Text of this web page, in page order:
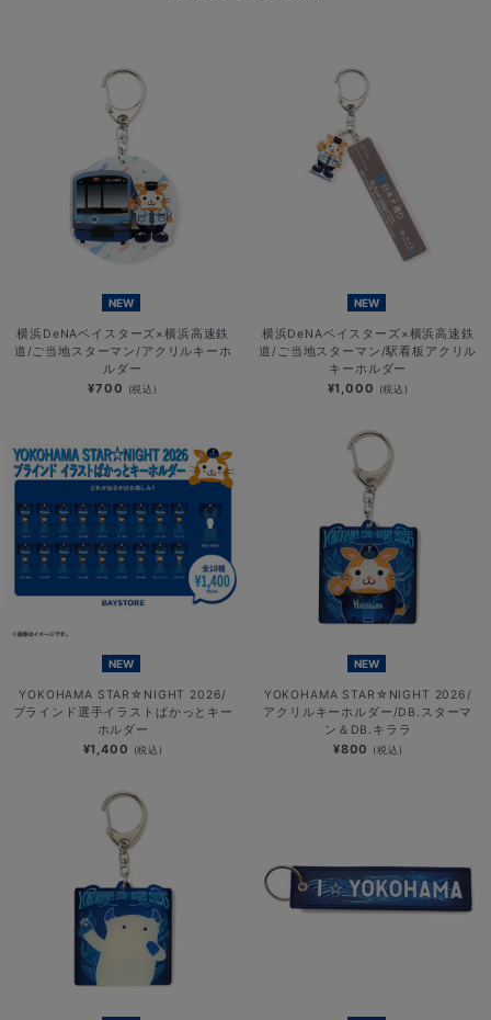
NEW
横浜DeNAベイスターズ×横浜高速鉄
道/ご当地スターマン/アクリルキーホ
ルダー
¥700 (税込)
NEW
横浜DeNAベイスターズ×横浜高速鉄
道/ご当地スターマン/駅看板アクリル
キーホルダー
¥1,000 (税込)
NEW
YOKOHAMA STAR☆NIGHT 2026/
ブラインド選手イラストぱかっとキー
ホルダー
¥1,400 (税込)
NEW
YOKOHAMA STAR☆NIGHT 2026/
アクリルキーホルダー/DB.スターマ
ン＆DB.キララ
¥800 (税込)